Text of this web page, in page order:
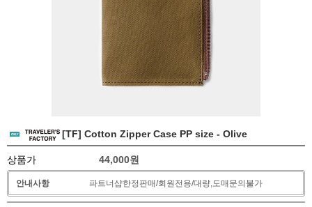
[TF] Cotton Zipper Case PP size - Olive
상품가 44,000원
안내사항 파트너샵한정판매/회원전용/대량,도매문의불가